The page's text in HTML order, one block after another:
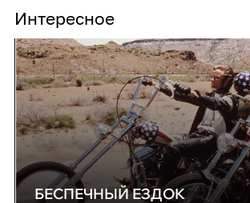
Интересное
БЕСПЕЧНЫЙ ЕЗДОК